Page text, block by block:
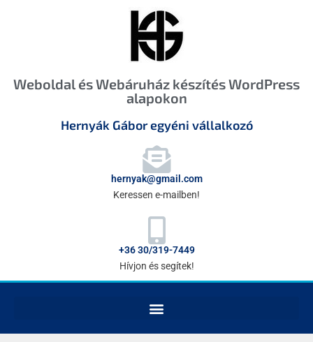
Weboldal és Webáruház készítés WordPress
alapokon
Hernyák Gábor egyéni vállalkozó
hernyak@gmail.com
Keressen e-mailben!
+36 30/319-7449
Hívjon és segítek!